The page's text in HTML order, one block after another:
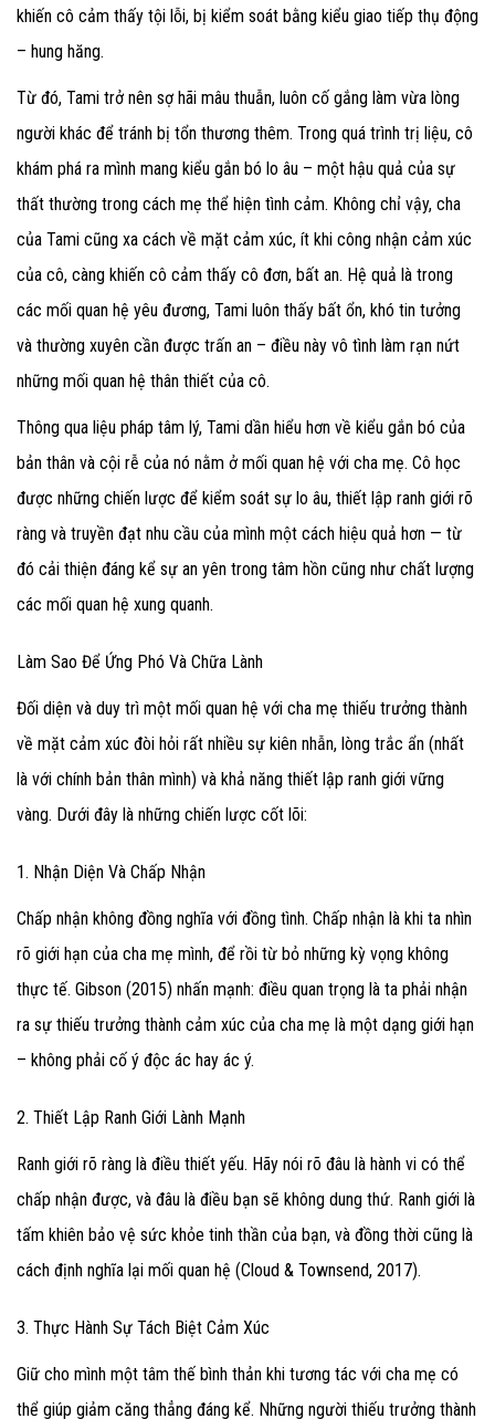
khiến cô cảm thấy tội lỗi, bị kiểm soát bằng kiểu giao tiếp thụ động
– hung hăng.
Từ đó, Tami trở nên sợ hãi mâu thuẫn, luôn cố gắng làm vừa lòng
người khác để tránh bị tổn thương thêm. Trong quá trình trị liệu, cô
khám phá ra mình mang kiểu gắn bó lo âu – một hậu quả của sự
thất thường trong cách mẹ thể hiện tình cảm. Không chỉ vậy, cha
của Tami cũng xa cách về mặt cảm xúc, ít khi công nhận cảm xúc
của cô, càng khiến cô cảm thấy cô đơn, bất an. Hệ quả là trong
các mối quan hệ yêu đương, Tami luôn thấy bất ổn, khó tin tưởng
và thường xuyên cần được trấn an – điều này vô tình làm rạn nứt
những mối quan hệ thân thiết của cô.
Thông qua liệu pháp tâm lý, Tami dần hiểu hơn về kiểu gắn bó của
bản thân và cội rễ của nó nằm ở mối quan hệ với cha mẹ. Cô học
được những chiến lược để kiểm soát sự lo âu, thiết lập ranh giới rõ
ràng và truyền đạt nhu cầu của mình một cách hiệu quả hơn — từ
đó cải thiện đáng kể sự an yên trong tâm hồn cũng như chất lượng
các mối quan hệ xung quanh.
Làm Sao Để Ứng Phó Và Chữa Lành
Đối diện và duy trì một mối quan hệ với cha mẹ thiếu trưởng thành
về mặt cảm xúc đòi hỏi rất nhiều sự kiên nhẫn, lòng trắc ẩn (nhất
là với chính bản thân mình) và khả năng thiết lập ranh giới vững
vàng. Dưới đây là những chiến lược cốt lõi:
1. Nhận Diện Và Chấp Nhận
Chấp nhận không đồng nghĩa với đồng tình. Chấp nhận là khi ta nhìn
rõ giới hạn của cha mẹ mình, để rồi từ bỏ những kỳ vọng không
thực tế. Gibson (2015) nhấn mạnh: điều quan trọng là ta phải nhận
ra sự thiếu trưởng thành cảm xúc của cha mẹ là một dạng giới hạn
– không phải cố ý độc ác hay ác ý.
2. Thiết Lập Ranh Giới Lành Mạnh
Ranh giới rõ ràng là điều thiết yếu. Hãy nói rõ đâu là hành vi có thể
chấp nhận được, và đâu là điều bạn sẽ không dung thứ. Ranh giới là
tấm khiên bảo vệ sức khỏe tinh thần của bạn, và đồng thời cũng là
cách định nghĩa lại mối quan hệ (Cloud & Townsend, 2017).
3. Thực Hành Sự Tách Biệt Cảm Xúc
Giữ cho mình một tâm thế bình thản khi tương tác với cha mẹ có
thể giúp giảm căng thẳng đáng kể. Những người thiếu trưởng thành